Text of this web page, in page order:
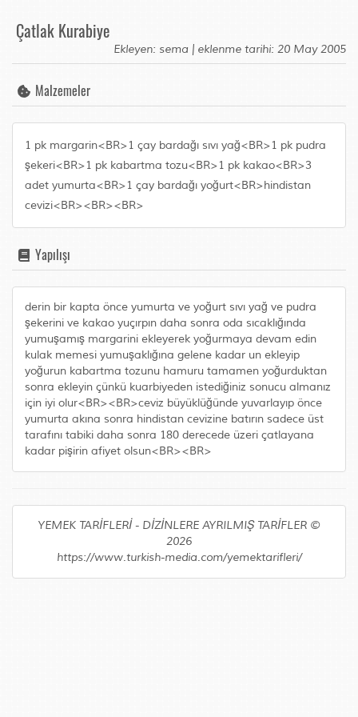
Çatlak Kurabiye
Ekleyen: sema | eklenme tarihi: 20 May 2005
Malzemeler
1 pk margarin<BR>1 çay bardağı sıvı yağ<BR>1 pk pudra
şekeri<BR>1 pk kabartma tozu<BR>1 pk kakao<BR>3
adet yumurta<BR>1 çay bardağı yoğurt<BR>hindistan
cevizi<BR><BR><BR>
Yapılışı
derin bir kapta önce yumurta ve yoğurt sıvı yağ ve pudra
şekerini ve kakao yuçırpın daha sonra oda sıcaklığında
yumuşamış margarini ekleyerek yoğurmaya devam edin
kulak memesi yumuşaklığına gelene kadar un ekleyip
yoğurun kabartma tozunu hamuru tamamen yoğurduktan
sonra ekleyin çünkü kuarbiyeden istediğiniz sonucu almanız
için iyi olur<BR><BR>ceviz büyüklüğünde yuvarlayıp önce
yumurta akına sonra hindistan cevizine batırın sadece üst
tarafını tabiki daha sonra 180 derecede üzeri çatlayana
kadar pişirin afiyet olsun<BR><BR>
YEMEK TARİFLERİ - DİZİNLERE AYRILMIŞ TARİFLER ©
2026
https://www.turkish-media.com/yemektarifleri/